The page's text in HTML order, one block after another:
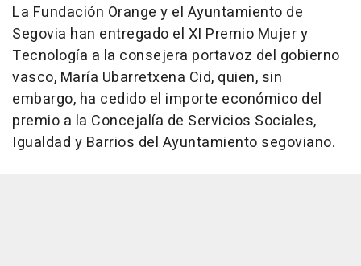
La Fundación Orange y el Ayuntamiento de
Segovia han entregado el XI Premio Mujer y
Tecnología a la consejera portavoz del gobierno
vasco, María Ubarretxena Cid, quien, sin
embargo, ha cedido el importe económico del
premio a la Concejalía de Servicios Sociales,
Igualdad y Barrios del Ayuntamiento segoviano.